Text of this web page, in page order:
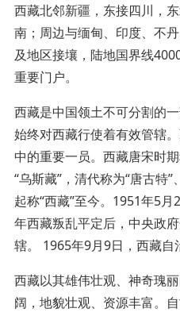
西藏北邻新疆，东接四川，
南；周边与缅甸、印度、不
及地区接壤，陆地国界线
重要门户。
西藏是中国领土不可分割的
始终对西藏行使着有效管辖
中的重要一员。西藏唐宋时
“乌斯藏”，清代称为“唐古特
起称“西藏”至今。1951年5
年西藏叛乱平定后，中央政
辖。 1965年9月9日，西藏自
西藏以其雄伟壮观、神奇瑰
阔，地貌壮观、资源丰富。